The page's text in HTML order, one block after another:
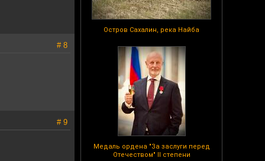
Остров Сахалин, река Найба
Медаль ордена "За заслуги перед
Отечеством" II степени
# 8
# 9